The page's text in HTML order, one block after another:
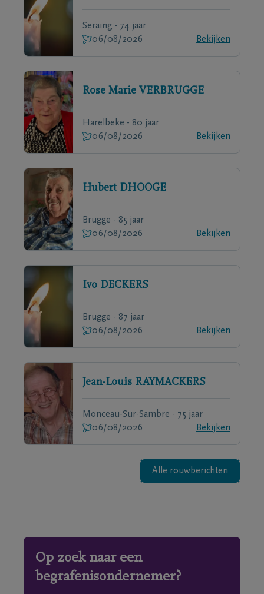
Seraing - 74 jaar
06/08/2026
Bekijken
Rose Marie VERBRUGGE
Harelbeke - 80 jaar
06/08/2026
Bekijken
Hubert DHOOGE
Brugge - 85 jaar
06/08/2026
Bekijken
Ivo DECKERS
Brugge - 87 jaar
06/08/2026
Bekijken
Jean-Louis RAYMACKERS
Monceau-Sur-Sambre - 75 jaar
06/08/2026
Bekijken
Alle rouwberichten
Op zoek naar een
begrafenisondernemer?